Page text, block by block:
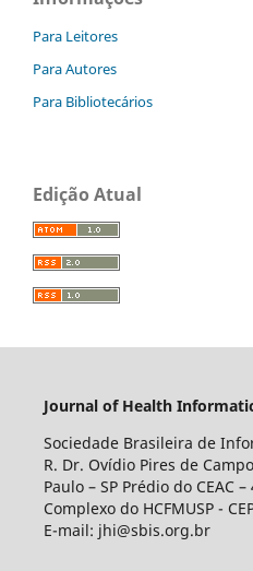
Para Leitores
Para Autores
Para Bibliotecários
Edição Atual
Journal of Health
Sociedade Brasileira de
R. Dr. Ovídio Pires de
Paulo – SP Prédio do CEAC
Complexo do HCFMUSP -
E-mail: jhi@sbis.org.br